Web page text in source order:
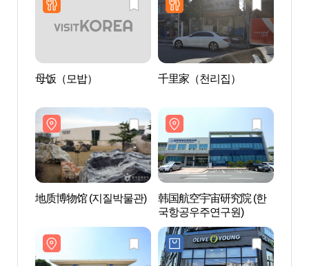
母饭（모밥） 千里家（천리집）
地质博物馆 (지질박물관)
韩国航空宇宙研究院 (한
국항공우주연구원)